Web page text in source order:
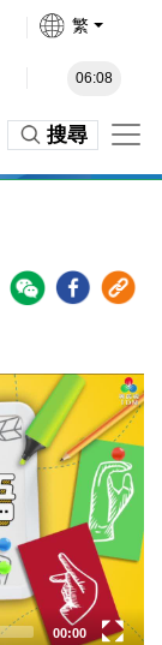
繁
06:08
搜尋
00:00